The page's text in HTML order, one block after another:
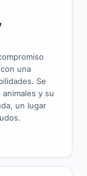
una
Se
y su
un lugar